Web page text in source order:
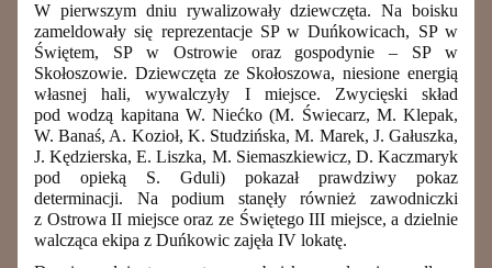
W pierwszym dniu rywalizowały dziewczęta. Na boisku
zameldowały się reprezentacje SP w Duńkowicach, SP w
Świętem, SP w Ostrowie oraz gospodynie – SP w
Skołoszowie. Dziewczęta ze Skołoszowa, niesione energią
własnej hali, wywalczyły I miejsce. Zwycięski skład
pod wodzą kapitana W. Niećko (M. Świecarz, M. Klepak,
W. Banaś, A. Kozioł, K. Studzińska, M. Marek, J. Gałuszka,
J. Kędzierska, E. Liszka, M. Siemaszkiewicz, D. Kaczmaryk
pod opieką S. Gduli) pokazał prawdziwy pokaz
determinacji. Na podium stanęły również zawodniczki
z Ostrowa II miejsce oraz ze Świętego III miejsce, a dzielnie
walcząca ekipa z Duńkowic zajęła IV lokatę.